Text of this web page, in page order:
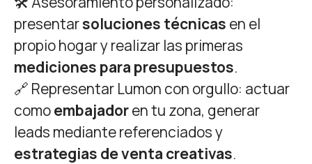
presentarsoluciones técnicas en el
propio hogar y realizar las primeras
mediciones para presupuestos.
🔗 Representar Lumon con orgullo: actuar
comoembajadoren tu zona, generar
leads mediante referenciados y
estrategias de venta creativas.